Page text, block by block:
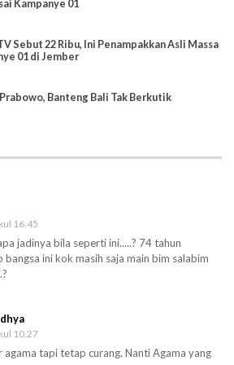
Kampanye 01
Sebut 22 Ribu, Ini Penampakkan Asli Massa
01 di Jember
Banteng Bali Tak Berkutik
16.45
jadinya bila seperti ini.....? 74 tahun
ini kok masih saja main bim salabim
10.27
agama tapi tetap curang. Nanti Agama yang